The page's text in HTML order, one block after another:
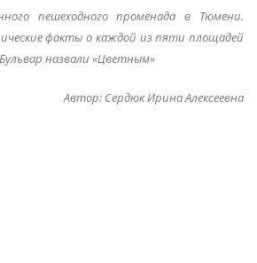
пешеходного променада в Тюмени.
факты о каждой из пяти площадей
назвали «Цветным»
Автор: Сердюк Ирина Алексеевна